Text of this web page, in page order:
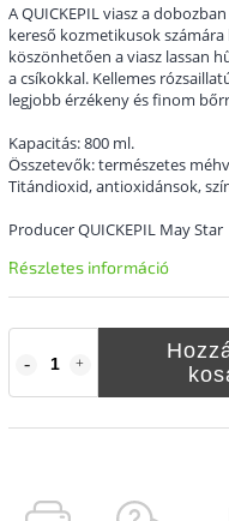
A QUICKEPIL viasz a
kereső kozmetikusok
köszönhetően a viasz lassan
a csíkokkal. Kellemes
legjobb érzékeny és finom
Kapacitás: 800 ml.
Összetevők: természetes
Titándioxid, antioxidánsok,
Producer QUICKEPIL May Star
Részletes információ